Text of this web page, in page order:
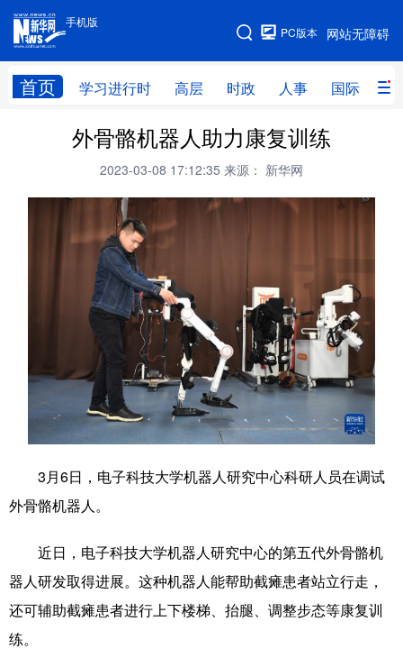
手机版
网站无障碍
PC版本
首页 学习进行时 高层 时政 人事 国际 财
手机版
网站地图
学习进行时 高层 时政
财经 网评
台湾 教育
科创
书画 健康 军事
视频 图片 政务
中央文件 金融 汽车
人居 信息化 数字经济
学术中国 乡村振兴 银龄 溯源中国
城市 旅游 能源 会展
彩票
公益 一带一路 亚太网 上市公司
文化产业
外骨骼机器人助力康复训练
2023-03-08 17:12:35 来源： 新华网
3月6日，电子科技大学机器人研究中心科研人员在调试
外骨骼机器人。
近日，电子科技大学机器人研究中心的第五代外骨骼机
器人研发取得进展。这种机器人能帮助截瘫患者站立行走，
还可辅助截瘫患者进行上下楼梯、抬腿、调整步态等康复训
练。